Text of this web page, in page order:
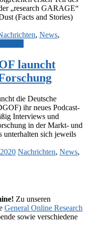
„research GARAGE“
(Facts and Stories)
, News,
launcht
die Deutsche
ihr neues Podcast-
Interviews und
in der Markt- und
unterhalten sich jeweils
Nachrichten, News,
Zu unseren
General Online Research
sowie verschiedene